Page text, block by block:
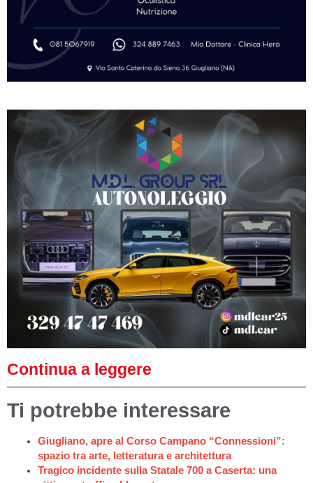
Continua a leggere
Ti potrebbe interessare
Giugliano, apre al Corso Campano “Connessioni”:
spazio tra arte, letteratura e architettura
Tragico incidente sulla Statale 700 a Caserta: una